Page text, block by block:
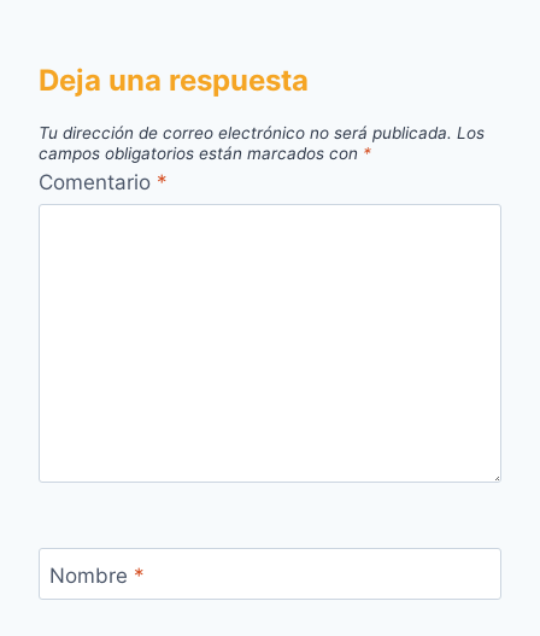
Deja una respuesta
Tu dirección de correo electrónico no será publicada. Los
campos obligatorios están marcados con *
Comentario *
Nombre *